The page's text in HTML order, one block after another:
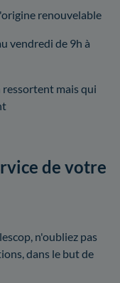
renouvelable
vendredi de 9h à
mais qui
de votre
n'oubliez pas
dans le but de